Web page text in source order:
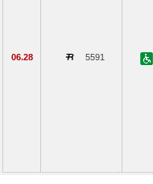
06.28 5591